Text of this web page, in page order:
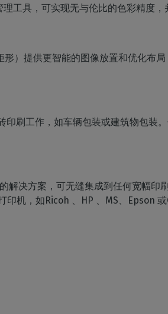
工具，可实现无与伦比的色彩精度
）提供更智能的图像放置和优化布
刷工作，如车辆包装或建筑物包装
解决方案，可无缝集成到任何宽幅印
机，如Ricoh 、HP 、MS、Epson